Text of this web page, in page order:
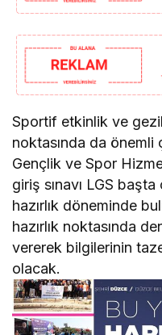
Sportif etkinlik ve
noktasında da önemli
Gençlik ve Spor
giriş sınavı LGS
hazırlık döneminde
hazırlık noktasında
vererek bilgilerinin
olacak.